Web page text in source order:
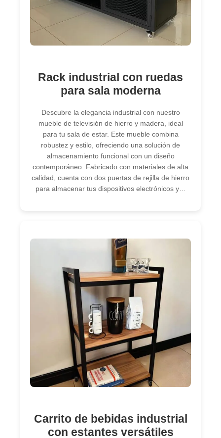
Rack industrial con ruedas
para sala moderna
Descubre la elegancia industrial con nuestro
mueble de televisión de hierro y madera, ideal
para tu sala de estar. Este mueble combina
robustez y estilo, ofreciendo una solución de
almacenamiento funcional con un diseño
contemporáneo. Fabricado con materiales de alta
calidad, cuenta con dos puertas de rejilla de hierro
para almacenar tus dispositivos electrónicos y…
Carrito de bebidas industrial
con estantes versátiles